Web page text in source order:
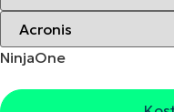
NinjaOne